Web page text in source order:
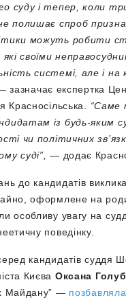
суду і тепер, коли
полишає спроб
можуть робити
які своїми
системі, але і
зазначає експертка
Красносільська. “Саме
із будь-яким
чи політичних
суді”,
— додає
до кандидатів
оформлене на
особливу увагу на
поведінку.
кандидатівсуддя
Києва Оксана Голуб
Майдану” — позбавляла